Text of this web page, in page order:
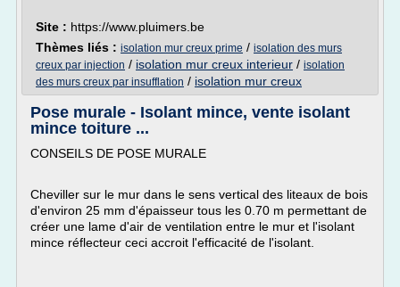
Site : https://www.pluimers.be
Thèmes liés : isolation mur creux prime / isolation des murs
creux par injection / isolation mur creux interieur / isolation
des murs creux par insufflation / isolation mur creux
Pose murale - Isolant mince, vente isolant
mince toiture ...
CONSEILS DE POSE MURALE
Cheviller sur le mur dans le sens vertical des liteaux de bois
d'environ 25 mm d'épaisseur tous les 0.70 m permettant de
créer une lame d'air de ventilation entre le mur et l'isolant
mince réflecteur ceci accroit l'efficacité de l'isolant.